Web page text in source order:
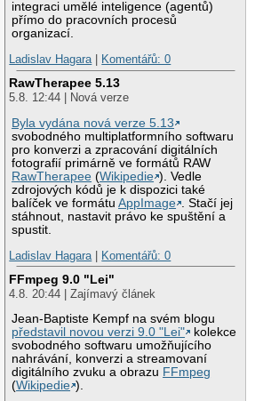
integraci umělé inteligence (agentů)
přímo do pracovních procesů
organizací.
Ladislav Hagara| Komentářů: 0
RawTherapee 5.13
5.8. 12:44 | Nová verze
Byla vydána nová verze 5.13
svobodného multiplatformního softwaru
pro konverzi a zpracování digitálních
fotografií primárně ve formátů RAW
RawTherapee (Wikipedie ). Vedle
zdrojových kódů je k dispozici také
balíček ve formátuAppImage
. Stačí jej
stáhnout, nastavit právo ke spuštění a
spustit.
Ladislav Hagara| Komentářů: 0
FFmpeg 9.0 "Lei"
4.8. 20:44 | Zajímavý článek
Jean-Baptiste Kempf na svém blogu
představil novou verzi 9.0 "Lei"
kolekce
svobodného softwaru umožňujícího
nahrávání, konverzi a streamovaní
digitálního zvuku a obrazu FFmpeg
(Wikipedie ).